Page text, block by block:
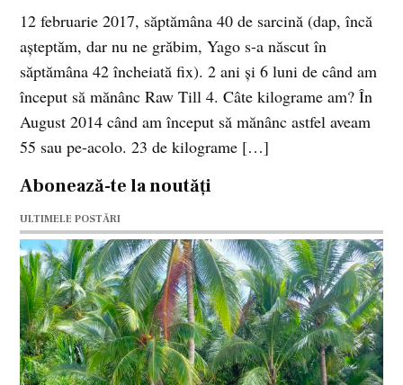
12 februarie 2017, săptămâna 40 de sarcină (dap, încă
așteptăm, dar nu ne grăbim, Yago s-a născut în
săptămâna 42 încheiată fix). 2 ani și 6 luni de când am
început să mănânc Raw Till 4. Câte kilograme am? În
August 2014 când am început să mănânc astfel aveam
55 sau pe-acolo. 23 de kilograme […]
Abonează-te la noutăți
ULTIMELE POSTĂRI